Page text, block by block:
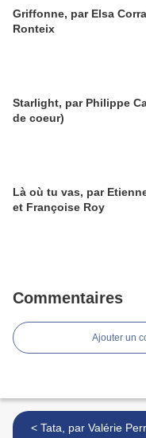
Griffonne, par Elsa
Ronteix
Starlight, par Philippe
de coeur)
Là où tu vas, par
et Françoise Roy
Commentaires
Ajouter un
< Tata, par Valérie